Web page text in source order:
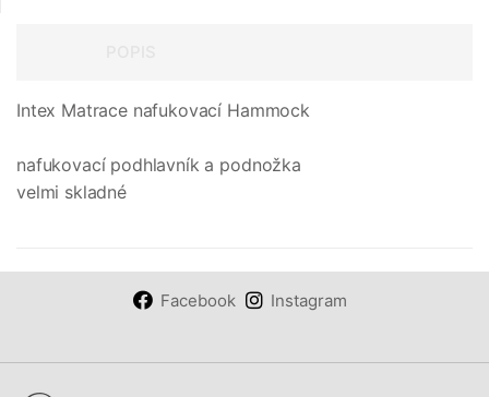
Intex Matrace nafukovací Hammock
nafukovací podhlavník a podnožka
velmi skladné
Facebook Instagram